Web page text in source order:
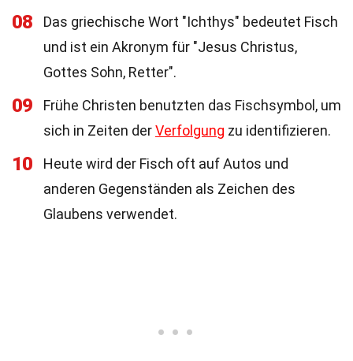
08
Das griechische Wort "Ichthys" bedeutet Fisch
und ist ein Akronym für "Jesus Christus,
Gottes Sohn, Retter".
09
Frühe Christen benutzten das Fischsymbol, um
sich in Zeiten derVerfolgung zu identifizieren.
10
Heute wird der Fisch oft auf Autos und
anderen Gegenständen als Zeichen des
Glaubens verwendet.